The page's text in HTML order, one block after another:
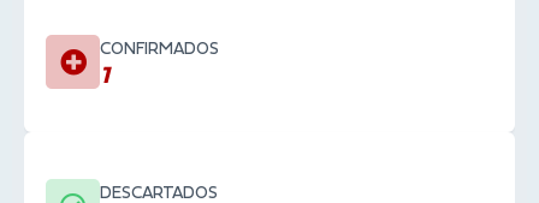
CONFIRMADOS
1
DESCARTADOS